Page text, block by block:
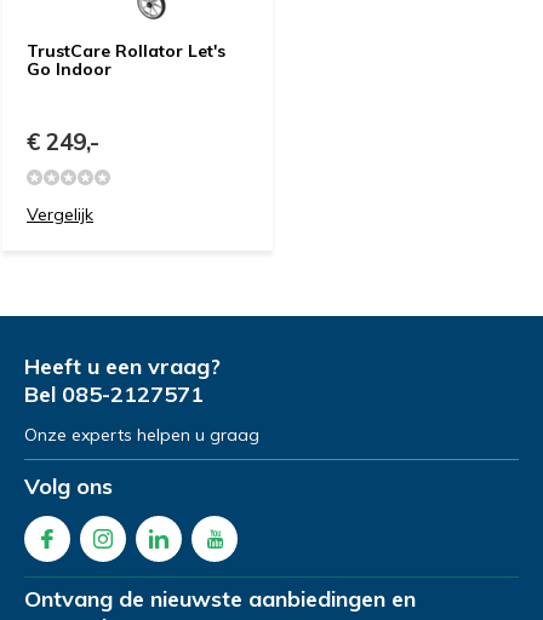
TrustCare Rollator Let's
Go Indoor
€ 249,-
Vergelijk
Heeft u een vraag?
Bel 085-2127571
Onze experts helpen u graag
Volg ons
Ontvang de nieuwste aanbiedingen en